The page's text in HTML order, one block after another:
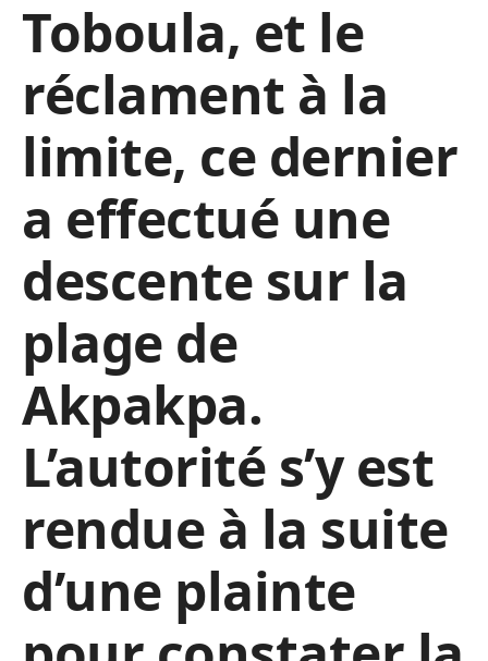
Toboula, et le
réclament à la
limite, ce dernier
a effectué une
descente sur la
plage de
Akpakpa.
L’autorité s’y est
rendue à la suite
d’une plainte